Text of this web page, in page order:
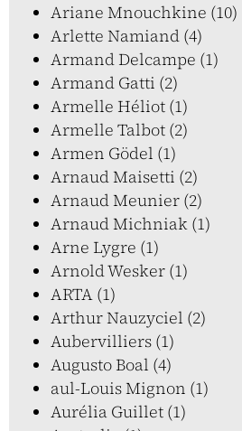
Ariane Mnouchkine (10)
Arlette Namiand (4)
Armand Delcampe (1)
Armand Gatti (2)
Armelle Héliot (1)
Armelle Talbot (2)
Armen Gödel (1)
Arnaud Maisetti (2)
Arnaud Meunier (2)
Arnaud Michniak (1)
Arne Lygre (1)
Arnold Wesker (1)
ARTA (1)
Arthur Nauzyciel (2)
Aubervilliers (1)
Augusto Boal (4)
aul-Louis Mignon (1)
Aurélia Guillet (1)